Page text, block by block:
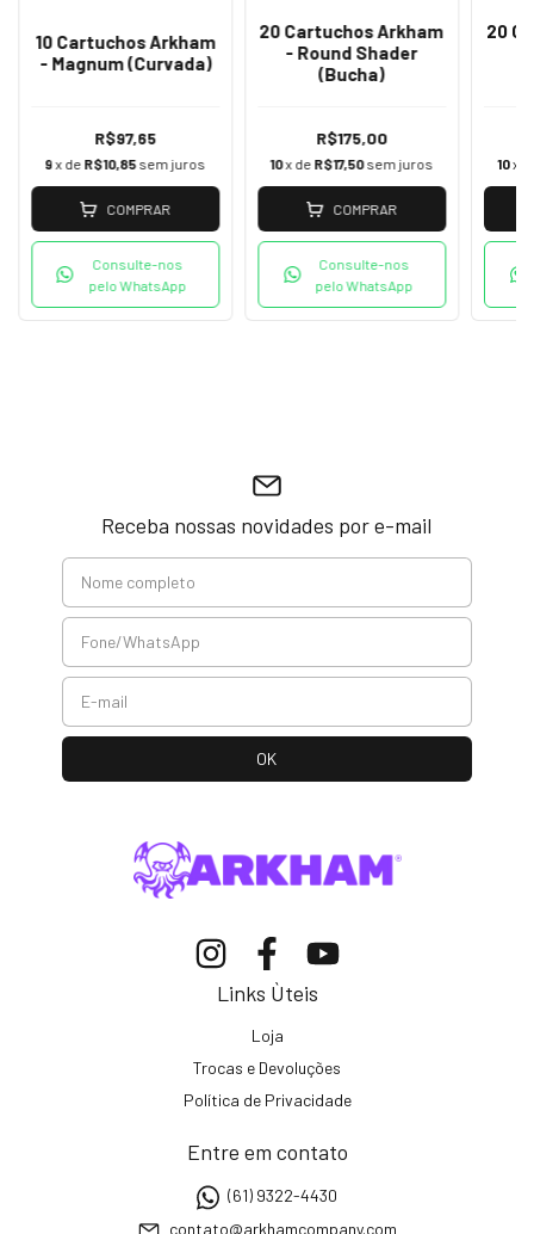
10 Cartuchos Arkham
- Magnum (Curvada)
R$97,65
9x de R$10,85sem juros
COMPRAR
Consulte-nos
pelo WhatsApp
20 Cartuchos Arkham
- Round Shader
(Bucha)
R$175,00
10x de R$17,50sem juros
COMPRAR
Consulte-nos
pelo WhatsApp
20
10x
Receba nossas novidades por e-mail
Links Ùteis
Loja
Trocas e Devoluções
Política de Privacidade
Entre em contato
(61) 9322-4430
contato@arkhamcompany.com